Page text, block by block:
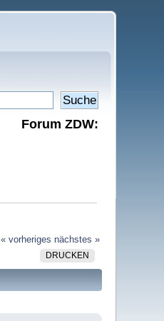
Forum ZDW:
« vorheriges nächstes »
DRUCKEN